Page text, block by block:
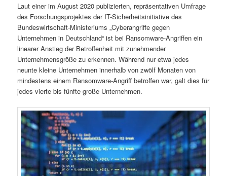
Laut einer im August 2020 publizierten, repräsentativen Umfrage
des Forschungsprojektes der IT-Sicherheitsinitiative des
Bundeswirtschaft-Ministeriums „Cyberangriffe gegen
Unternehmen in Deutschland“ ist bei Ransomware-Angriffen ein
linearer Anstieg der Betroffenheit mit zunehmender
Unternehmensgröße zu erkennen. Während nur etwa jedes
neunte kleine Unternehmen innerhalb von zwölf Monaten von
mindestens einem Ransomware-Angriff betroffen war, galt dies für
jedes vierte bis fünfte große Unternehmen.